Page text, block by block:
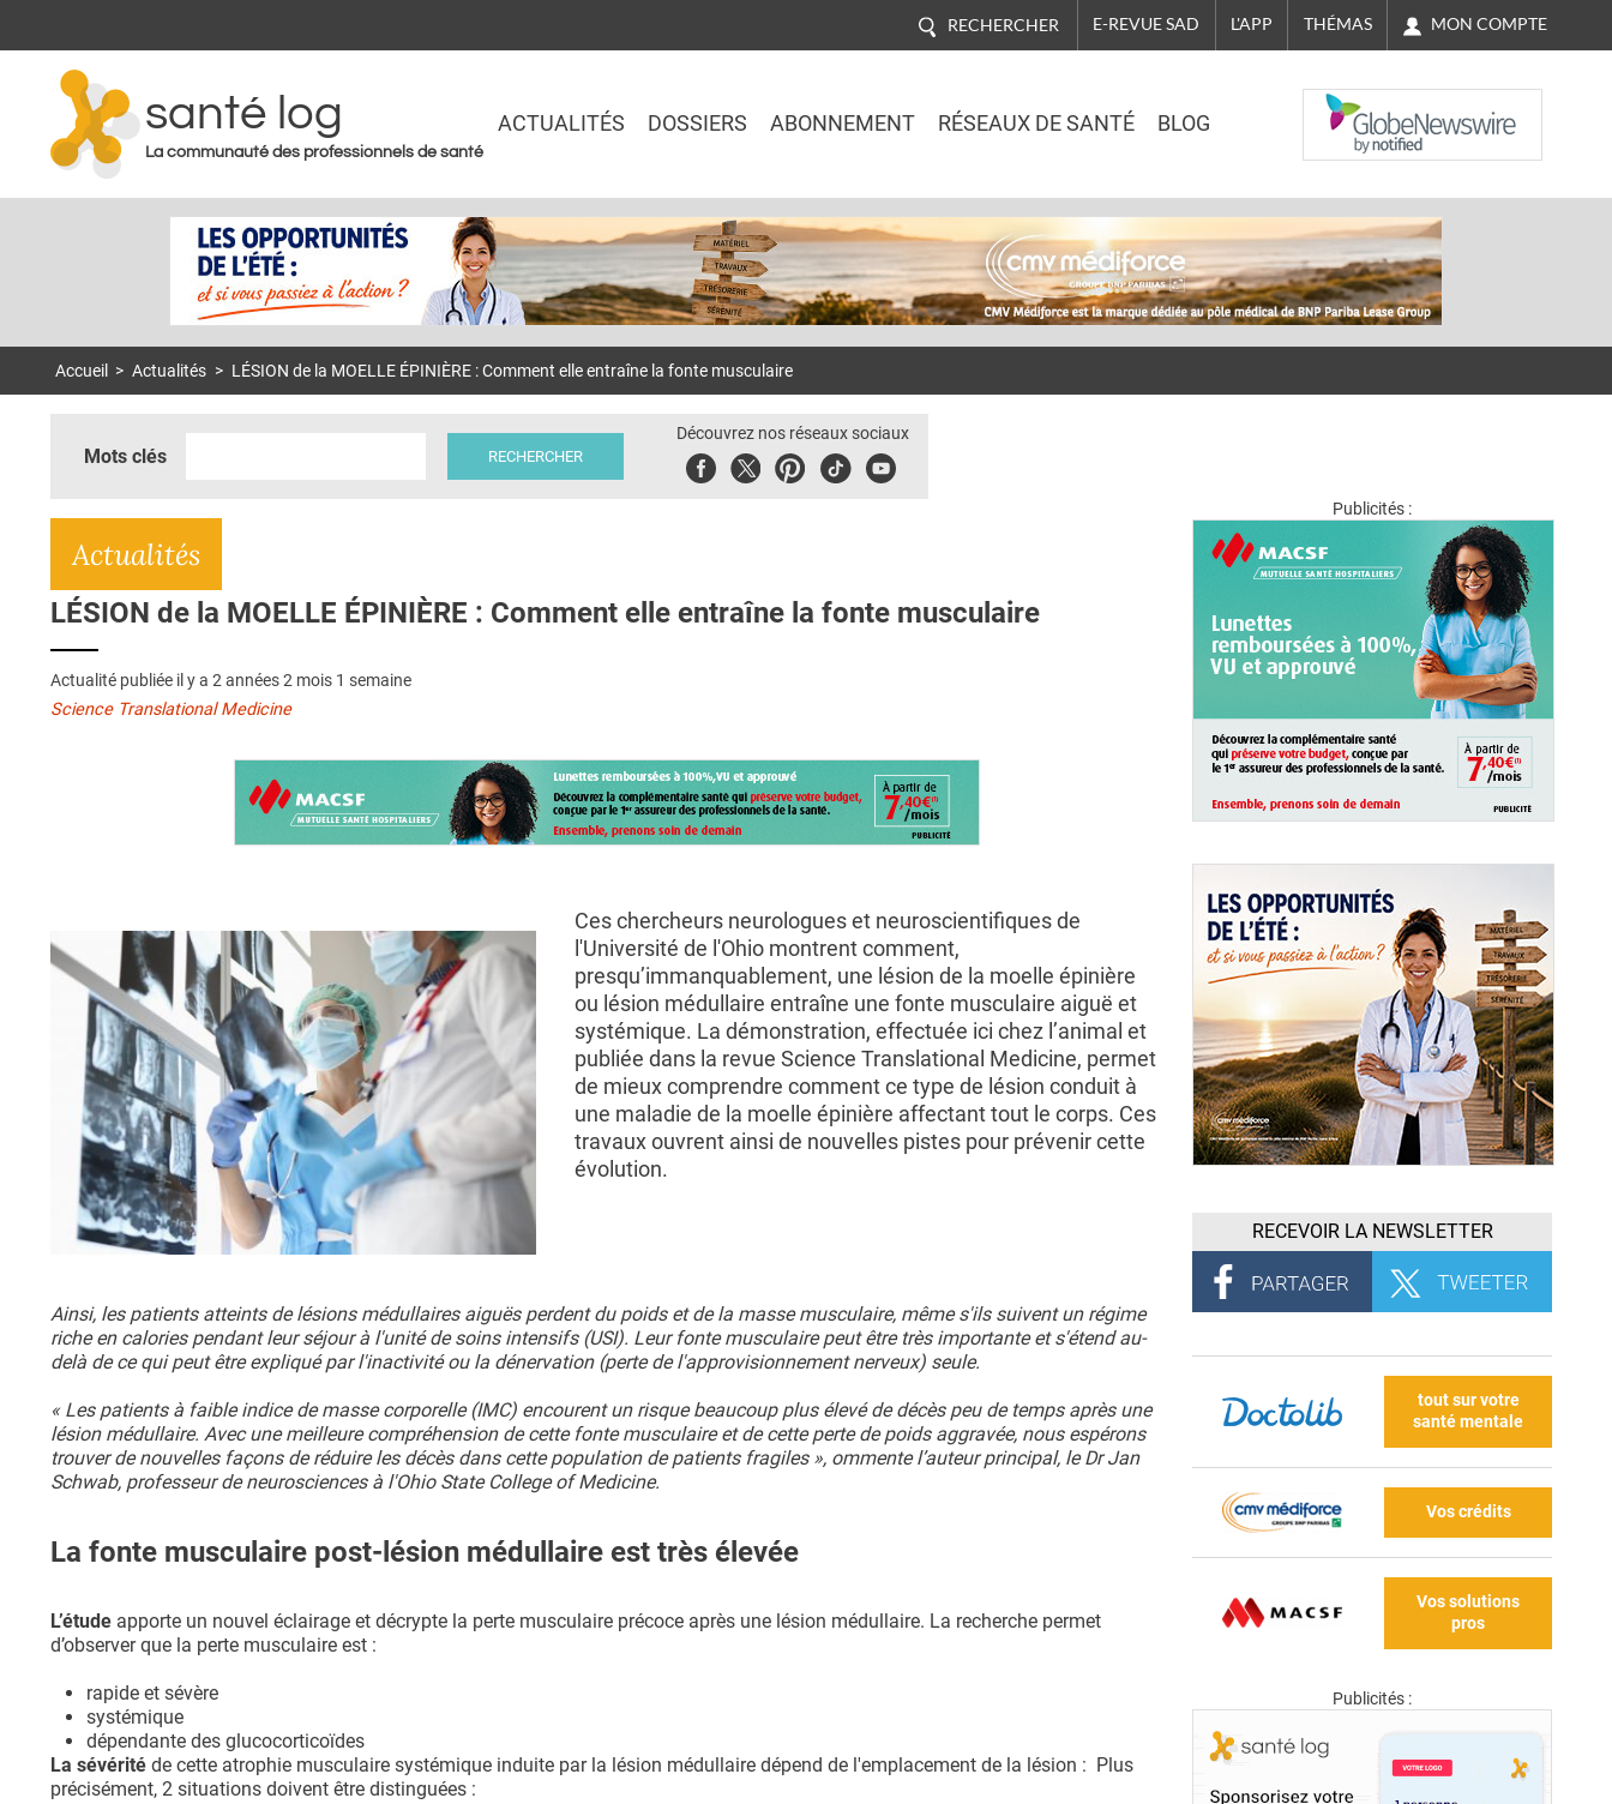
RECHERCHER E-REVUE SAD L'APP THÉMAS MON COMPTE
santé log
La communauté des professionnels de santé
ACTUALITÉS DOSSIERS ABONNEMENT RÉSEAUX DE SANTÉ BLOG
NASDAQ
Accueil > Actualités > LÉSION de la MOELLE ÉPINIÈRE : Comment elle entraîne la fonte musculaire
Mots clés
Découvrez nos réseaux sociaux
FacebookTwitterPinterest
TiktokYoubute
Actualités
LÉSION de la MOELLE ÉPINIÈRE : Comment elle entraîne la fonte musculaire
Actualité publiée il y a 2 années 2 mois 1 semaine
Science Translational Medicine
Ces chercheurs neurologues et neuroscientifiques de
l'Université de l'Ohio montrent comment,
presqu’immanquablement, une lésion de la moelle épinière
ou lésion médullaire entraîne une fonte musculaire aiguë et
systémique. La démonstration, effectuée ici chez l’animal et
publiée dans la revue Science Translational Medicine, permet
de mieux comprendre comment ce type de lésion conduit à
une maladie de la moelle épinière affectant tout le corps. Ces
travaux ouvrent ainsi de nouvelles pistes pour prévenir cette
évolution.
Ainsi, les patients atteints de lésions médullaires aiguës perdent du poids et de la masse musculaire, même s'ils suivent un régime
riche en calories pendant leur séjour à l'unité de soins intensifs (USI). Leur fonte musculaire peut être très importante et s'étend au-
delà de ce qui peut être expliqué par l'inactivité ou la dénervation (perte de l'approvisionnement nerveux) seule.
« Les patients à faible indice de masse corporelle (IMC) encourent un risque beaucoup plus élevé de décès peu de temps après une
lésion médullaire. Avec une meilleure compréhension de cette fonte musculaire et de cette perte de poids aggravée, nous espérons
trouver de nouvelles façons de réduire les décès dans cette population de patients fragiles », ommente l’auteur principal, le Dr Jan
Schwab, professeur de neurosciences à l'Ohio State College of Medicine.
La fonte musculaire post-lésion médullaire est très élevée
L’étude apporte un nouvel éclairage et décrypte la perte musculaire précoce après une lésion médullaire. La recherche permet
d’observer que la perte musculaire est :
rapide et sévère
systémique
dépendante des glucocorticoïdes
La sévérité de cette atrophie musculaire systémique induite par la lésion médullaire dépend de l'emplacement de la lésion : Plus
précisément, 2 situations doivent être distinguées :
Publicités :
RECEVOIR LA NEWSLETTER
tout sur votre
santé mentale
Vos crédits
Vos solutions
pros
Publicités :